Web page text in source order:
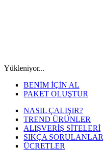
Yükleniyor...
BENİM İÇİN AL
PAKET OLUŞTUR
NASIL ÇALIŞIR?
TREND ÜRÜNLER
ALIŞVERİŞ SİTELERİ
SIKÇA SORULANLAR
ÜCRETLER